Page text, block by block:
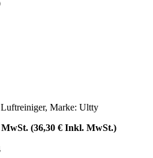
Luftreiniger, Marke: Ultty
(36,30 € Inkl. MwSt.)